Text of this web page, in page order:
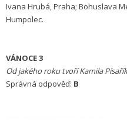
Ivana Hrubá, Praha; Bohuslava
Humpolec.
VÁNOCE 3
Od jakého roku tvoří Kamila
Správná odpověď: B